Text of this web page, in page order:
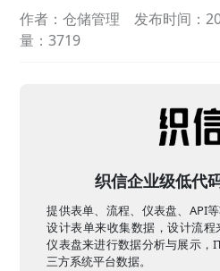
作者：仓储管理 发布时间：
量：3719
织信企业级低代
提供表单、流程、仪表盘、API
设计表单来收集数据，设计流
仪表盘来进行数据分析与展示，
三方系统平台数据。